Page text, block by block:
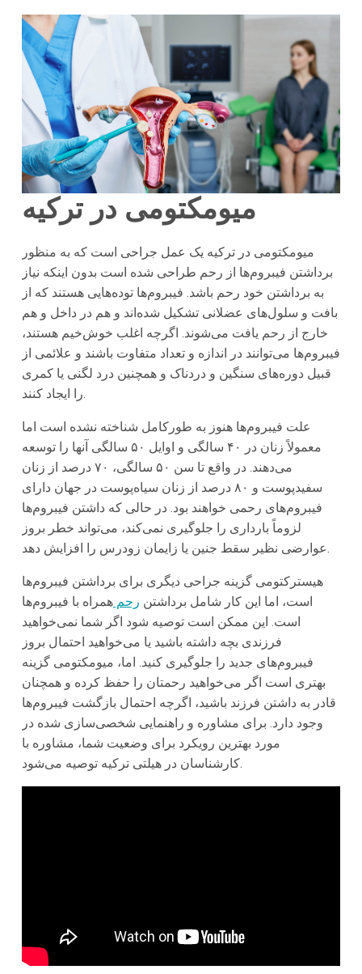
میومکتومی در ترکیه
میومکتومی در ترکیه یک عمل جراحی است که به منظور
برداشتن فیبروم‌ها از رحم طراحی شده است بدون اینکه نیاز
به برداشتن خود رحم باشد. فیبروم‌ها توده‌هایی هستند که از
بافت و سلول‌های عضلانی تشکیل شده‌اند و هم در داخل و هم
خارج از رحم یافت می‌شوند. اگرچه اغلب خوش‌خیم هستند،
فیبروم‌ها می‌توانند در اندازه و تعداد متفاوت باشند و علائمی از
قبیل دوره‌های سنگین و دردناک و همچنین درد لگنی یا کمری
را ایجاد کنند.
علت فیبروم‌ها هنوز به طورکامل شناخته نشده است اما
معمولاً زنان در ۴۰ سالگی و اوایل ۵۰ سالگی آنها را توسعه
می‌دهند. در واقع تا سن ۵۰ سالگی، ۷۰ درصد از زنان
سفیدپوست و ۸۰ درصد از زنان سیاه‌پوست در جهان دارای
فیبروم‌های رحمی خواهند بود. در حالی که داشتن فیبروم‌ها
لزوماً بارداری را جلوگیری نمی‌کند، می‌تواند خطر بروز
عوارضی نظیر سقط جنین یا زایمان زودرس را افزایش دهد.
هیسترکتومی گزینه جراحی دیگری برای برداشتن فیبروم‌ها
است، اما این کار شامل برداشتن رحمهمراه با فیبروم‌ها
است. این ممکن است توصیه شود اگر شما نمی‌خواهید
فرزندی بچه داشته باشید یا می‌خواهید احتمال بروز
فیبروم‌های جدید را جلوگیری کنید. اما، میومکتومی گزینه
بهتری است اگر می‌خواهید رحمتان را حفظ کرده و همچنان
قادر به داشتن فرزند باشید، اگرچه احتمال بازگشت فیبروم‌ها
وجود دارد. برای مشاوره و راهنمایی شخصی‌سازی شده در
مورد بهترین رویکرد برای وضعیت شما، مشاوره با
کارشناسان در هیلتی ترکیه توصیه می‌شود.